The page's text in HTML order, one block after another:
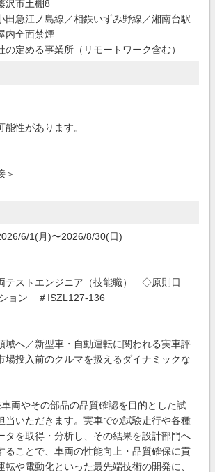
沢市土棚8
田急江ノ島線／相鉄いずみ野線／湘南台駅
内全面禁煙
の定める事業所（リモートワーク含む）
性があります。
＞
6/1(月)〜2026/8/30(日)
テストエンジニア（技能職） ◇原則日
ョン ＃ISZL127-136
域へ／新型車・自動運転に関われる実車評
場投入前のクルマを扱えるダイナミックな
両やその部品の品質確認を目的とした試
当いただきます。実車での試験走行や各種
タを取得・分析し、その結果を設計部門へ
ることで、車両の性能向上・品質確保に貢
転や電動化といった最先端技術の開発に、